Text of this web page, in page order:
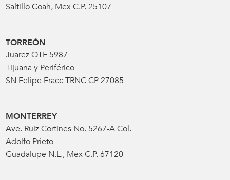
Saltillo Coah, Mex C.P. 25107
TORREÓN
Juarez OTE 5987
Tijuana y Periférico
SN Felipe Fracc TRNC CP 27085
MONTERREY
Ave. Ruiz Cortines No. 5267-A Col.
Adolfo Prieto
Guadalupe N.L., Mex C.P. 67120